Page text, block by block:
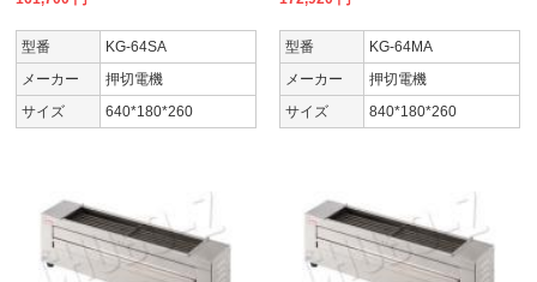
型番
KG-64SA
メーカー
押切電機
サイズ
640*180*260
型番
KG-64MA
メーカー
押切電機
サイズ
840*180*260